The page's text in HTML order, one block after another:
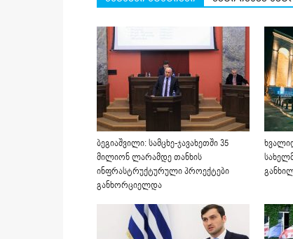
ბეგიაშვილი: სამცხე-ჯავახეთში 35
მილიონ ლარამდე თანხის
ინფრასტრუქტურული პროექტები
განხორციელდა